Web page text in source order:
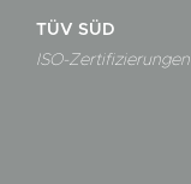
TÜV SÜD
ISO-Zertifizierungen